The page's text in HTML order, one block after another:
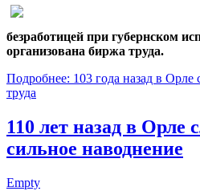
безработицей при губернском
организована биржа труда.
Подробнее: 103 года назад в
труда
110 лет назад в Орле
сильное наводнение
Empty